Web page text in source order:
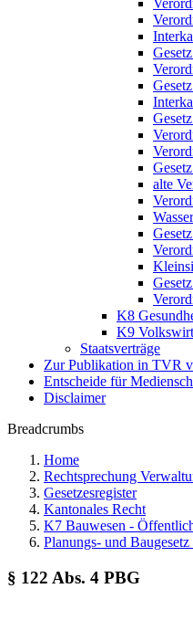
alte
K8
K9
Staatsverträge
Zur Publikation in TVR
Entscheide für
Disclaimer
Breadcrumbs
Home
Rechtsprechung
Gesetzesregister
Kantonales Recht
K7 Bauwesen -
Planungs- und
§ 122 Abs. 4 PBG